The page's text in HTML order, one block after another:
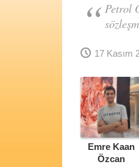
Petrol
17 Kasım
Emre Kaan
Özcan